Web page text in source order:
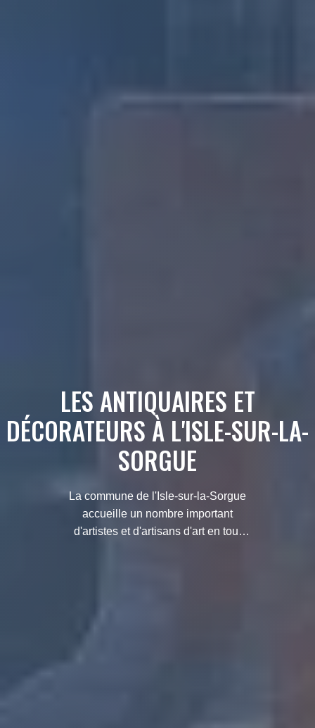
LES ANTIQUAIRES ET
DÉCORATEURS À L'ISLE-SUR-LA-
SORGUE
La commune de l'Isle-sur-la-Sorgue
accueille un nombre important
d'artistes et d'artisans d'art en tout